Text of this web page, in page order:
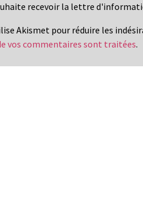
recevoir la lettre
Akismet pour réduire les
vos commentaires sont traitées.